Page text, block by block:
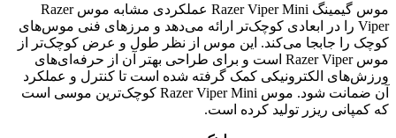
موس گیمینگ Razer Viper Mini عملکردی مشابه موس Razer
Viper را در ابعادی کوچک‌تر ارائه می‌دهد و مرزهای فنی موس‌های
کوچک را جابجا می‌کند. این موس از نظر طول و عرض کوچک‌تر از
موس‌ Razer Viper است و برای طراحی بهتر آن از حرفه‌ای‌های
ورزش‌های الکترونیکی کمک گرفته شده است تا کنترل و عملکرد
آن ضمانت شود. موس Razer Viper Mini کوچک‌ترین موسی است
که کمپانی ریزر تولید کرده است.